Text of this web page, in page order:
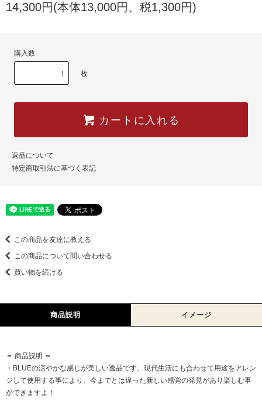
14,300円(本体13,000円、税1,300円)
購入数
枚
カートに入れる
返品について
特定商取引法に基づく表記
この商品を友達に教える
この商品について問い合わせる
買い物を続ける
商品説明 イメージ
＝ 商品説明 ＝
・BLUEの涼やかな感じが美しい逸品です。現代生活にも合わせて用途をアレン
ジして使用する事により、今までとは違った新しい感覚の発見があり楽しむ事
ができますよ！